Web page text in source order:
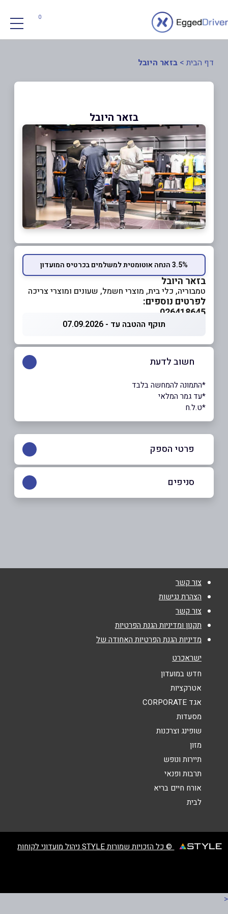
0
דף הבית > בזאר היובל
בזאר היובל
3.5% הנחה אוטומטית למשלמים בכרטיס המועדון
בזאר היובל
טמבוריה, כלי בית, מוצרי חשמל, שעונים ומוצרי צריכה
לפרטים נוספים:
026418645
תוקף ההטבה עד - 07.09.2026
חשוב לדעת
*התמונה להמחשה בלבד
*עד גמר המלאי
*ט.ל.ח
פרטי הספק
נושא*
אנא חזרו אלי בקשר ל...
סניפים
צור קשר
הצהרת נגישות
צור קשר
תקנון ומדיניות הגנת הפרטיות
מדיניות הגנת הפרטיות האחודה של
ישראכרט
חדש במועדון
אטרקציות
אגד CORPORATE
מסעדות
שופינג וצרכנות
מזון
תיירות ונופש
תרבות ופנאי
אורח חיים בריא
לבית
© כל הזכויות שמורות STYLE ניהול מועדוני לקוחות
<